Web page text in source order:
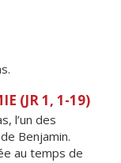
(JR 1, 1-19)
l’un des
Benjamin.
au temps de